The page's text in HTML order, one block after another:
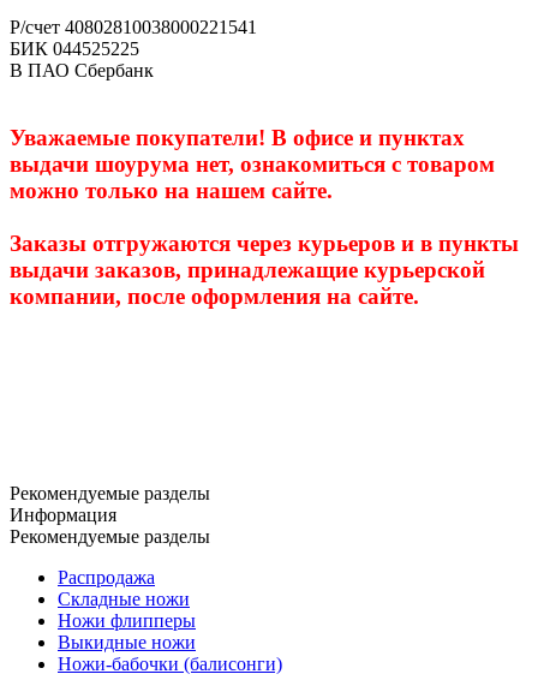
Р/счет 40802810038000221541
БИК 044525225
В ПАО Сбербанк
Уважаемые покупатели! В офисе и пунктах
выдачи шоурума нет, ознакомиться с товаром
можно только на нашем сайте.
Заказы отгружаются через курьеров и в пункты
выдачи заказов, принадлежащие курьерской
компании, после оформления на сайте.
Рекомендуемые разделы
Информация
Рекомендуемые разделы
Распродажа
Складные ножи
Ножи флипперы
Выкидные ножи
Ножи-бабочки (балисонги)